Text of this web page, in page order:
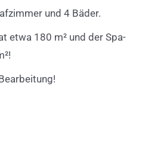
und 4 Bäder.
etwa 180 m² und der Spa-